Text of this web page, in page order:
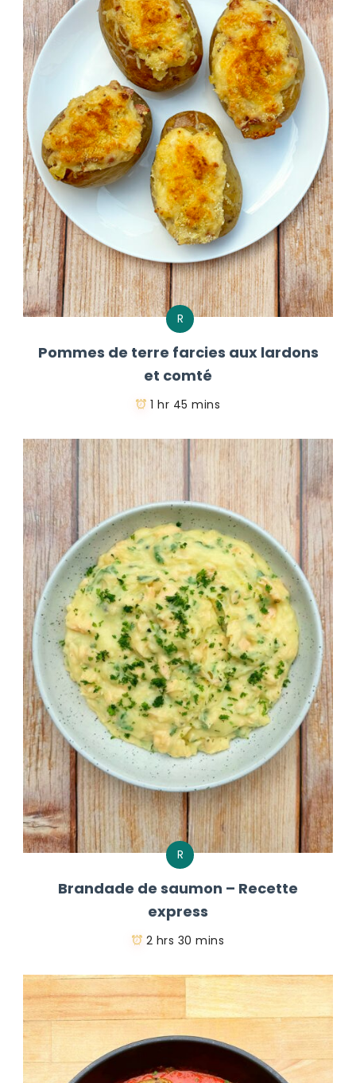
R
Pommes de terre farcies aux lardons
et comté
1 hr 45 mins
R
Brandade de saumon – Recette
express
2 hrs 30 mins